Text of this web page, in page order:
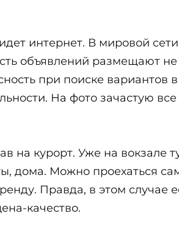
интернет. В мировой
объявлений размещают
при поиске вариантов в
На фото зачастую
на курорт. Уже на вокзале
дома. Можно проехаться
Правда, в этом случае
качество.